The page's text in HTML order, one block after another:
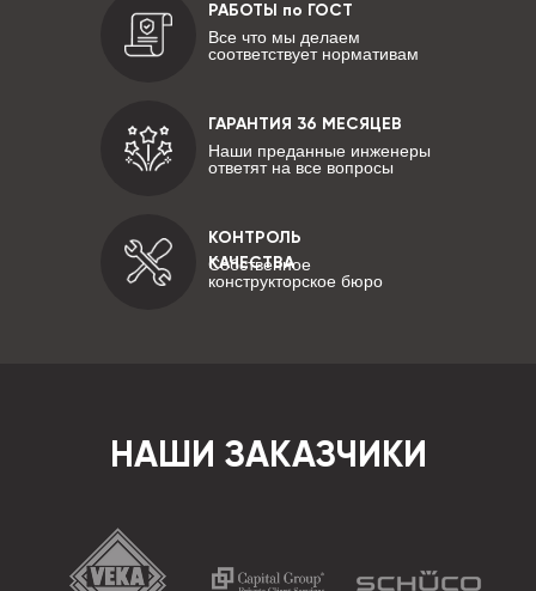
РАБОТЫ по ГОСТ
Все что мы делаем
соответствует нормативам
КОНТРОЛЬ
КАЧЕСТВА
Собственное
конструкторское бюро
ГАРАНТИЯ 36 МЕСЯЦЕВ
Наши преданные инженеры
ответят на все вопросы
НАШИ ЗАКАЗЧИКИ